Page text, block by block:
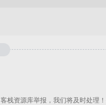
客栈资源库举报，我们将及时处理！